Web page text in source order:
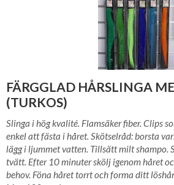
FÄRGGLAD HÅRSLINGA
(TURKOS)
Slinga i hög kvalité. Flamsäker fiber. Clips
enkel att fästa i håret. Skötselråd: borsta
lägg i ljummet vatten. Tillsätt milt shampo.
tvätt. Efter 10 minuter skölj igenom håret
behov. Föna håret torrt och forma ditt